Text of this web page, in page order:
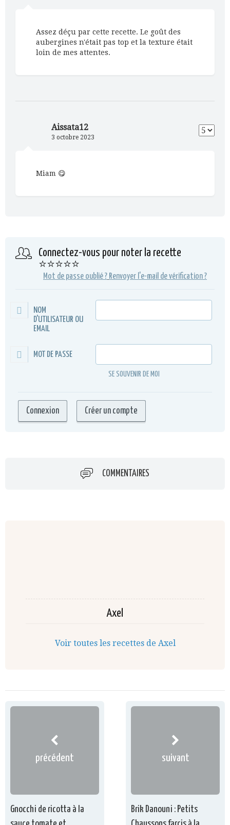
Assez déçu par cette recette. Le goût des
aubergines n'était pas top et la texture était
loin de mes attentes.
Aissata12
3 octobre 2023
Miam 😋
Connectez-vous pour noter la recette
⭐⭐⭐⭐⭐
Mot de passe oublié ? Renvoyer l'e-mail de vérification ?
NOM
D'UTILISATEUR OU
EMAIL
MOT DE PASSE
SE SOUVENIR DE MOI
COMMENTAIRES
Axel
Voir toutes les recettes de Axel
précédent
Gnocchi de ricotta à la
suivant
Brik Danouni : Petits